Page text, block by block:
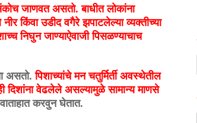
जाणवत असतो. बाधीत लोकांना
किंवा उडीद वगैरे झपाटलेल्या व्यक्तीच्या
निघुन जाण्याऐवाजी पिसळण्याचाच
असतो.पिशाच्यांचे मन चतुर्मिर्ती अवस्थेतील
दिशांना वेढलेले असल्यामुळे सामान्य माणसे
करवुन घेतात.